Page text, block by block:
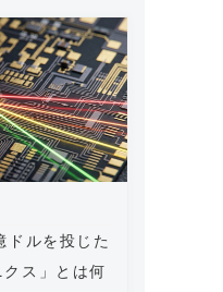
ドルを投じた
クス」とは何